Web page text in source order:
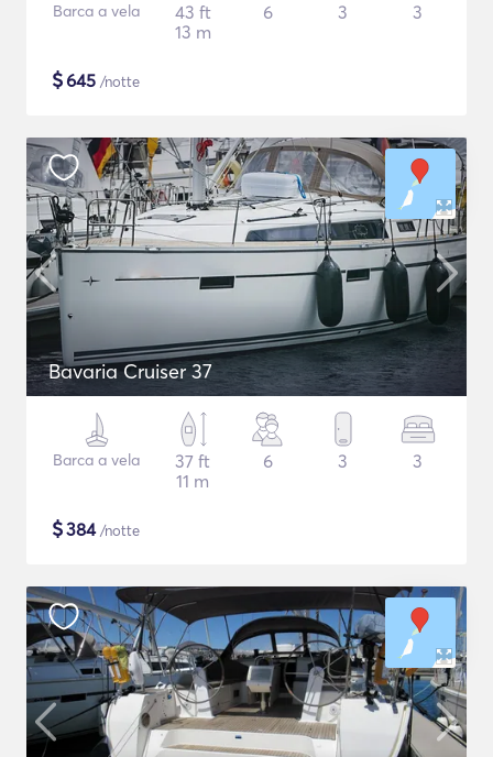
Barca a vela
43 ft
13 m
6 3 3
$645 /notte
Bavaria Cruiser 37
Barca a vela
37 ft
11 m
6 3 3
$384/notte